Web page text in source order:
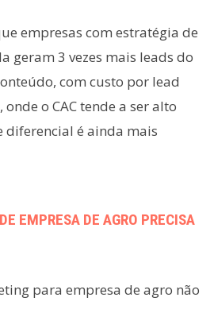
empresas com estratégia de
geram 3 vezes mais leads do
com custo por lead
o CAC tende a ser alto
diferencial é ainda mais
EMPRESA DE AGRO PRECISA
para empresa de agro não